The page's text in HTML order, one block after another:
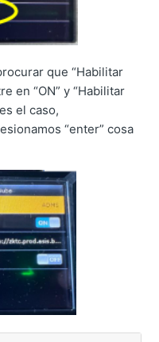
que “Habilitar
en “ON” y “Habilitar
el caso,
“enter” cosa